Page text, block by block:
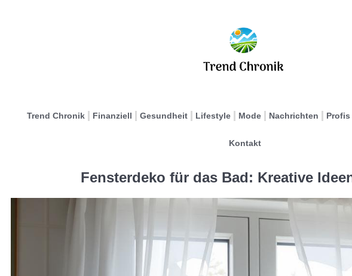
Trend Chronik Finanziell Gesundheit Lifestyle Mode Nachrichten Profis
Kontakt
Fensterdeko für das Bad: Kreative